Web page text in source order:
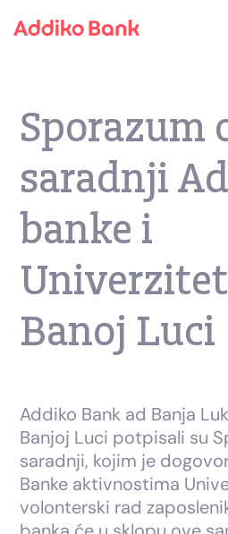
Sporazum
saradnji
banke i
Banoj Luci
Addiko Bank ad Banja
Banjoj Luci potpisali su
saradnji, kojim je
Banke aktivnostima
volonterski rad